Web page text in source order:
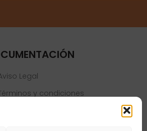
Legal
y condiciones